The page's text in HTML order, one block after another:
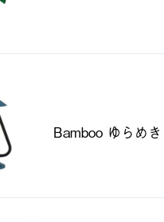
Bamboo ゆらめ